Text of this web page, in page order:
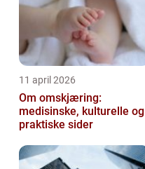
11 april 2026
Om omskjæring:
medisinske, kulturelle og
praktiske sider